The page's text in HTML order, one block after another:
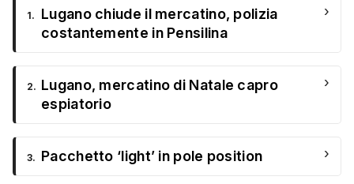
1.
Lugano chiude il mercatino, polizia
costantemente in Pensilina
›
2. Lugano, mercatino di Natale capro
espiatorio
›
3. Pacchetto ‘light’ in pole position ›